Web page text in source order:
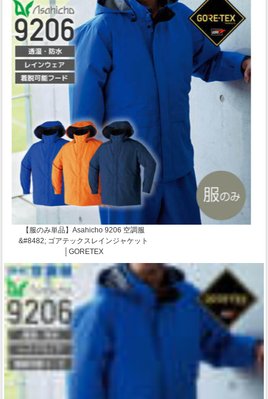
【服のみ単品】Asahicho 9206 空調服
&#8482; ゴアテックスレインジャケット
│GORETEX